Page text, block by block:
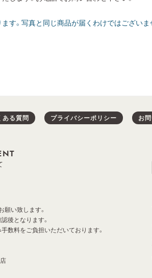
す。写真と同じ商品が届くわけではございま
ある質問 プライバシーポリシー お
願い致します。
後となります。
数料をご負担いただいております。